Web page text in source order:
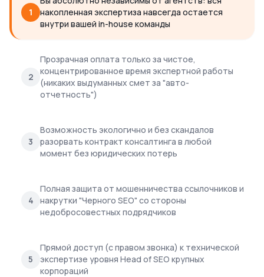
1
накопленная экспертиза навсегда остается
внутри вашей in-house команды
2
Прозрачная оплата только за чистое,
концентрированное время экспертной работы
(никаких выдуманных смет за "авто-
отчетность")
3
Возможность экологично и без скандалов
разорвать контракт консалтинга в любой
момент без юридических потерь
4
Полная защита от мошенничества ссылочников и
накрутки "Черного SEO" со стороны
недобросовестных подрядчиков
5
Прямой доступ (с правом звонка) к технической
экспертизе уровня Head of SEO крупных
корпораций